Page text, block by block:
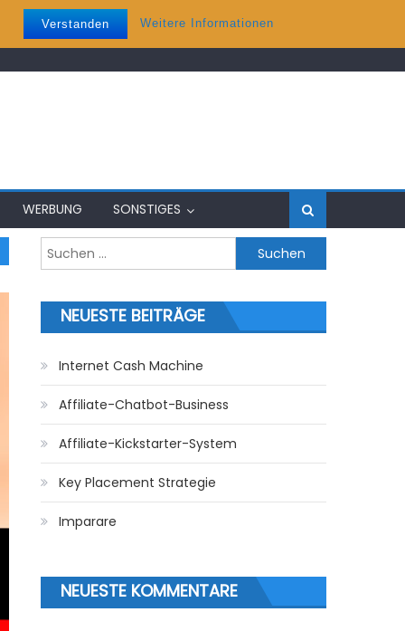
Verstanden Weitere Informationen
WERBUNG SONSTIGES
Suchen nach:
NEUESTE BEITRÄGE
Internet Cash Machine
Affiliate-Chatbot-Business
Affiliate-Kickstarter-System
Key Placement Strategie
Imparare
NEUESTE KOMMENTARE